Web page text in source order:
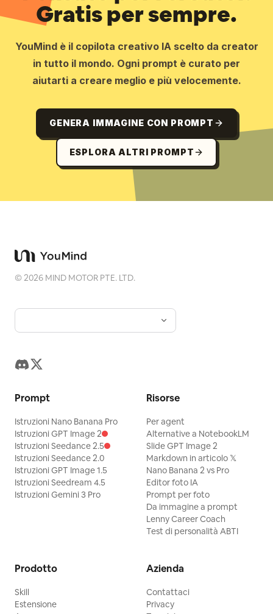
Gratis per sempre.
YouMind è il copilota creativo IA scelto da creator
in tutto il mondo. Ogni prompt è curato per
aiutarti a creare meglio e più velocemente.
GENERA IMMAGINE CON PROMPT
ESPLORA ALTRI PROMPT
©2026 MIND MOTOR PTE. LTD.
Prompt
Istruzioni Nano Banana Pro
Istruzioni GPT Image 2
Istruzioni Seedance 2.5
Istruzioni Seedance 2.0
Istruzioni GPT Image 1.5
Istruzioni Seedream 4.5
Istruzioni Gemini 3 Pro
Risorse
Per agent
Alternative a NotebookLM
Slide GPT Image 2
Markdown in articolo 𝕏
Nano Banana 2 vs Pro
Editor foto IA
Prompt per foto
Da immagine a prompt
Lenny Career Coach
Test di personalità ABTI
Prodotto
Skill
Estensione
Azienda
Contattaci
Privacy